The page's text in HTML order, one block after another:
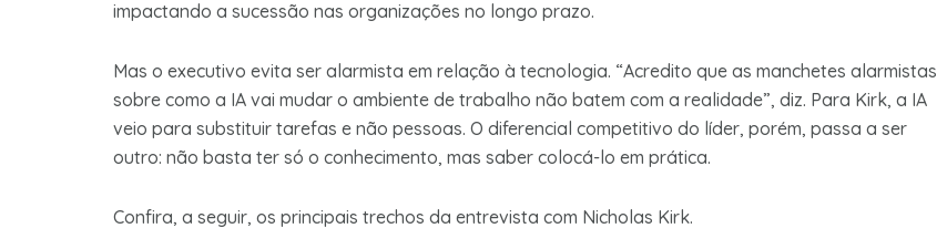
impactando a sucessão nas organizações no longo prazo.
Mas o executivo evita ser alarmista em relação à tecnologia. “Acredito que as manchetes alarmistas
sobre como a IA vai mudar o ambiente de trabalho não batem com a realidade”, diz. Para Kirk, a IA
veio para substituir tarefas e não pessoas. O diferencial competitivo do líder, porém, passa a ser
outro: não basta ter só o conhecimento, mas saber colocá-lo em prática.
Confira, a seguir, os principais trechos da entrevista com Nicholas Kirk.